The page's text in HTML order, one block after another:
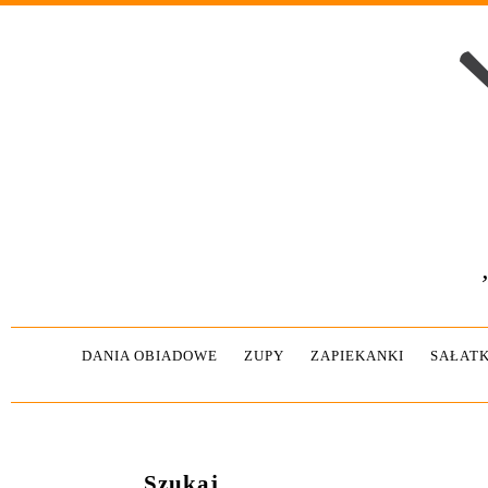
DANIA OBIADOWE ZUPY ZAPIEKANKI